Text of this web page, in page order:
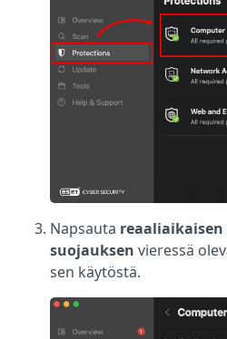
Napsauta
suojauksen vieressä
sen käytöstä.